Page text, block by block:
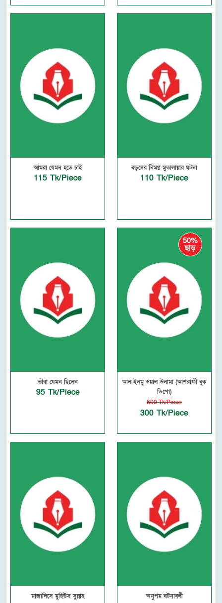
আমরা যেমন হতে চাই
115 Tk/Piece
বড়দের নিমগ্ন মুতালায়ার ঘটনা
110 Tk/Piece
তাঁরা যেমন ছিলেন
95 Tk/Piece
50%
ছাড়
আল ইলমু ওয়াল উলামা (আশরাফী বুক
ডিপো)
600 Tk/Piece
300 Tk/Piece
মাজালিসে মুহিউস সুন্নাহ অনুপম ঘটনাবলী